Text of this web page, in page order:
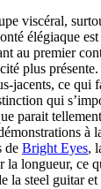
viscéral,
élégiaque
au premier
plus présente.
jacents, ce qui
qui
parait
à
de Bright Eyes,
la longueur, ce
la steel guitar